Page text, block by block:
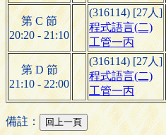
第 C 節
20:20 - 21:10
(316114) [27人]
程式語言(二)
工管一丙
第 D 節
21:10 - 22:00
(316114) [27人]
程式語言(二)
工管一丙
備註：